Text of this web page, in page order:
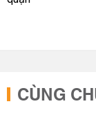
CÙNG